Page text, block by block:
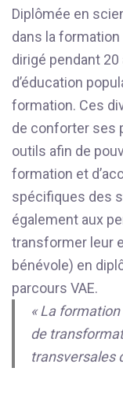
Diplômée en
dans la
dirigé pendant
d’éducation
formation. Ces
de conforter ses
outils afin de
formation et
spécifiques des
également aux
transformer leur
bénévole) en
parcours VAE.
« La
de
transversales